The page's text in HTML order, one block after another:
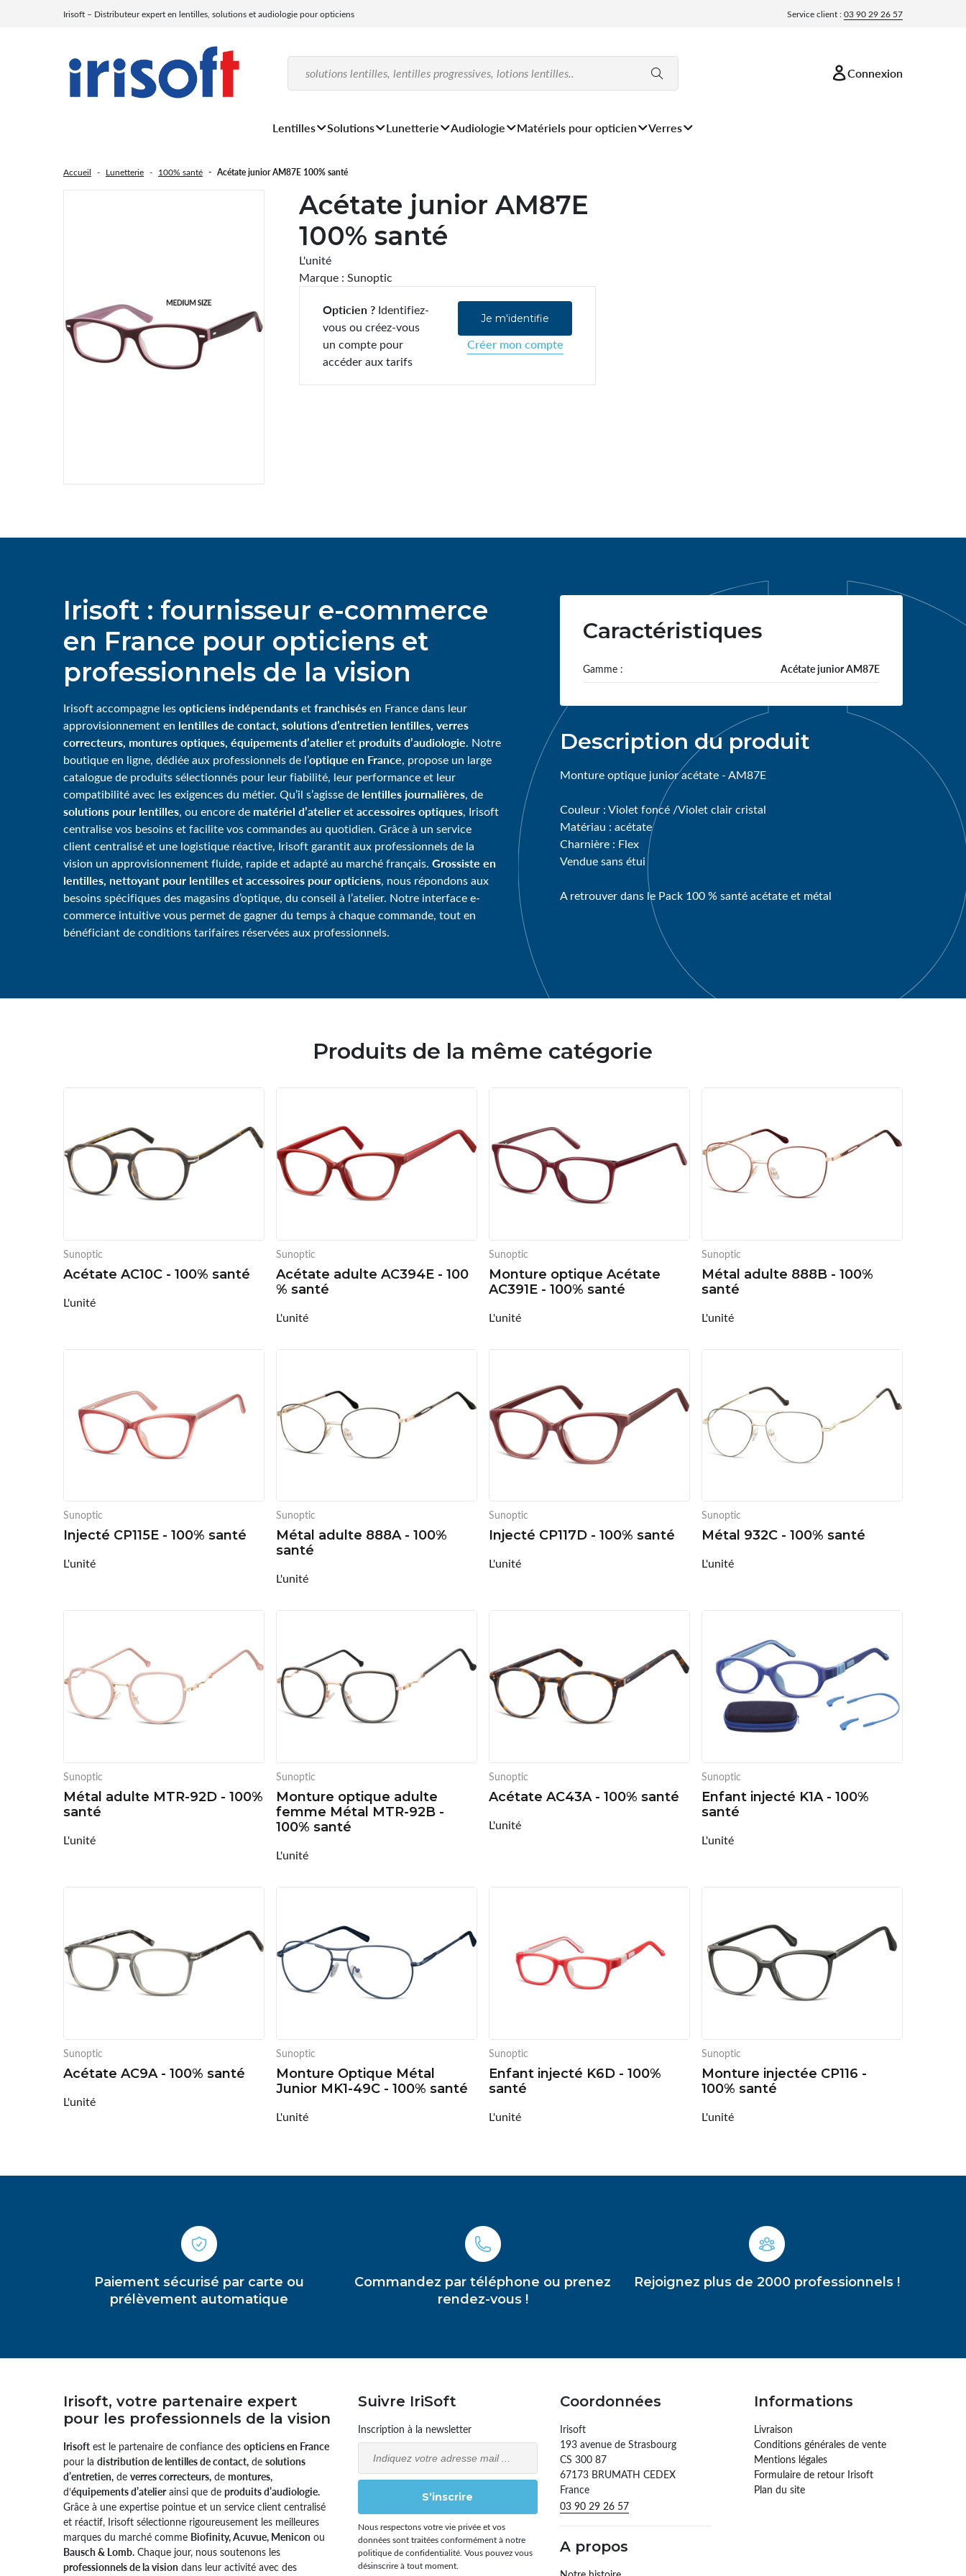
Irisoft – Distributeur expert en lentilles, solutions et audiologie pour opticiens Service client :03 90 29 26 57
Connexion
Lentilles Solutions Lunetterie Audiologie Matériels pour opticien Verres
Accueil Lunetterie 100% santé Acétate junior AM87E 100% santé
Acétate junior AM87E
100% santé
L'unité
Marque : Sunoptic
Opticien ?Identifiez-
vous ou créez-vous
un compte pour
accéder aux tarifs
Je m'identifie
Créer mon compte
Irisoft : fournisseur e-commerce
en France pour opticiens et
professionnels de la vision
Irisoft accompagne lesopticiens indépendantsetfranchisésen France dans leur
approvisionnement en lentilles de contact, solutions d’entretien lentilles, verres
correcteurs, montures optiques, équipements d’atelieret produits d’audiologie. Notre
boutique en ligne, dédiée aux professionnels de l’optique en France, propose un large
catalogue de produits sélectionnés pour leur fiabilité, leur performance et leur
compatibilité avec les exigences du métier. Qu’il s’agisse de lentilles journalières, de
solutions pour lentilles, ou encore de matériel d’atelieretaccessoires optiques, Irisoft
centralise vos besoins et facilite vos commandes au quotidien. Grâce à un service
client centralisé et une logistique réactive, Irisoft garantit aux professionnels de la
vision un approvisionnement fluide, rapide et adapté au marché français. Grossiste en
lentilles, nettoyant pour lentilles et accessoires pour opticiens, nous répondons aux
besoins spécifiques des magasins d’optique, du conseil à l’atelier. Notre interface e-
commerce intuitive vous permet de gagner du temps à chaque commande, tout en
bénéficiant de conditions tarifaires réservées aux professionnels.
Caractéristiques
Gamme : Acétate junior AM87E
Description du produit
Monture optique junior acétate - AM87E
Couleur : Violet foncé /Violet clair cristal
Matériau : acétate
Charnière : Flex
Vendue sans étui
A retrouver dans le Pack 100 % santé acétate et métal
Produits de la même catégorie
Sunoptic
Acétate AC10C - 100% santé
L'unité
Sunoptic
Acétate adulte AC394E - 100
% santé
L'unité
Sunoptic
Monture optique Acétate
AC391E - 100% santé
L'unité
Sunoptic
Métal adulte 888B - 100%
santé
L'unité
Sunoptic
Injecté CP115E - 100% santé
L'unité
Sunoptic
Métal adulte 888A - 100%
santé
L'unité
Sunoptic
Injecté CP117D - 100% santé
L'unité
Sunoptic
Métal 932C - 100% santé
L'unité
Sunoptic
Métal adulte MTR-92D - 100%
santé
L'unité
Sunoptic
Monture optique adulte
femme Métal MTR-92B -
100% santé
L'unité
Sunoptic
Acétate AC43A - 100% santé
L'unité
Sunoptic
Enfant injecté K1A - 100%
santé
L'unité
Sunoptic
Acétate AC9A - 100% santé
L'unité
Sunoptic
Monture Optique Métal
Junior MK1-49C - 100% santé
L'unité
Sunoptic
Enfant injecté K6D - 100%
santé
L'unité
Sunoptic
Monture injectée CP116 -
100% santé
L'unité
Paiement sécurisé par carte ou
prélèvement automatique
Commandez par téléphone ou prenez
rendez-vous !
Rejoignez plus de 2000 professionnels !
Irisoft, votre partenaire expert
pour les professionnels de la vision
Irisoft est le partenaire de confiance des opticiens en France
pour la distribution de lentilles de contact, de solutions
d’entretien, de verres correcteurs, de montures,
d’équipements d’atelierainsi que de produits d’audiologie.
Grâce à une expertise pointue et un service client centralisé
et réactif, Irisoft sélectionne rigoureusement les meilleures
marques du marché comme Biofinity, Acuvue, Menicon ou
Bausch & Lomb. Chaque jour, nous soutenons les
professionnels de la vision dans leur activité avec des
Suivre IriSoft
Inscription à la newsletter
Email
S’inscrire
Nous respectons votre vie privée et vos
données sont traitées conformément à notre
politique de confidentialité. Vous pouvez vous
désinscrire à tout moment.
Coordonnées
Irisoft
193 avenue de Strasbourg
CS 300 87
67173 BRUMATH CEDEX
France
03 90 29 26 57
A propos
Informations
Livraison
Conditions générales de vente
Mentions légales
Formulaire de retour Irisoft
Plan du site